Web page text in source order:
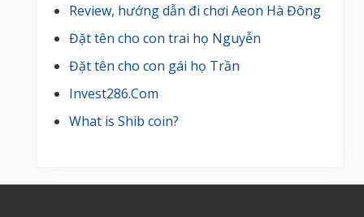
Review, hướng dẫn đi chơi Aeon Hà Đông
Đặt tên cho con trai họ Nguyễn
Đặt tên cho con gái họ Trần
Invest286.Com
What is Shib coin?